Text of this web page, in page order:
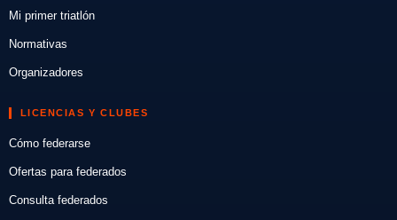
Mi primer triatlón
Normativas
Organizadores
LICENCIAS Y CLUBES
Cómo federarse
Ofertas para federados
Consulta federados